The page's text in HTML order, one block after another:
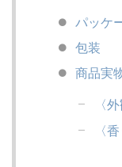
パッケ
包装
商品実
〈
〈